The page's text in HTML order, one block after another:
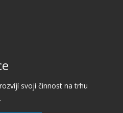
svoji činnost na trhu